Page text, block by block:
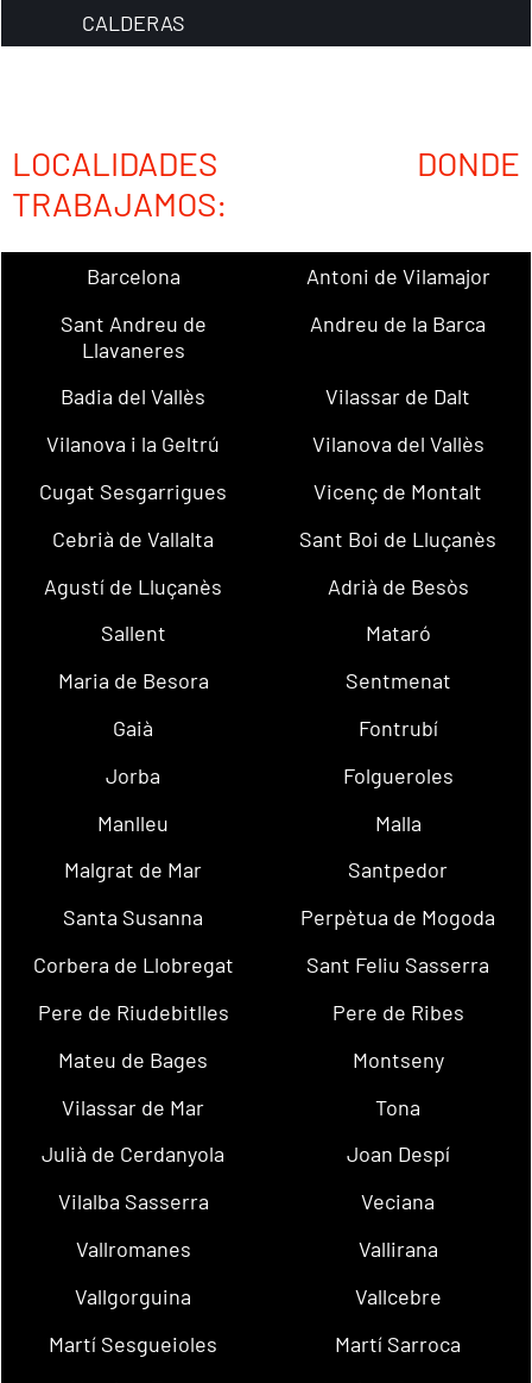
CALDERAS
LOCALIDADES DONDE
TRABAJAMOS:
Barcelona
Antoni de Vilamajor
Sant Andreu de
Llavaneres
Andreu de la Barca
Badia del Vallès
Vilassar de Dalt
Vilanova i la Geltrú
Vilanova del Vallès
Cugat Sesgarrigues
Vicenç de Montalt
Cebrià de Vallalta
Sant Boi de Lluçanès
Agustí de Lluçanès
Adrià de Besòs
Sallent
Mataró
Maria de Besora
Sentmenat
Gaià
Fontrubí
Jorba
Folgueroles
Manlleu
Malla
Malgrat de Mar
Santpedor
Santa Susanna
Perpètua de Mogoda
Corbera de Llobregat
Sant Feliu Sasserra
Pere de Riudebitlles
Pere de Ribes
Mateu de Bages
Montseny
Vilassar de Mar
Tona
Julià de Cerdanyola
Joan Despí
Vilalba Sasserra
Veciana
Vallromanes
Vallirana
Vallgorguina
Vallcebre
Martí Sesgueioles
Martí Sarroca